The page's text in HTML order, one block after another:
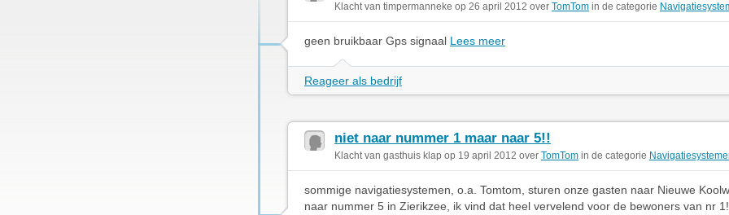
Klacht van timpermanneke op 26 april 2012 over TomTom in de categorie
geen bruikbaar Gps signaal Lees meer
Reageer als bedrijf
niet naar nummer 1 maar naar 5!!
Klacht van gasthuis klap op 19 april 2012 over TomTom in de categorie
sommige navigatiesystemen, o.a. Tomtom, sturen onze gasten naar Nieuwe
naar nummer 5 in Zierikzee, ik vind dat heel vervelend voor de bewoners van nr